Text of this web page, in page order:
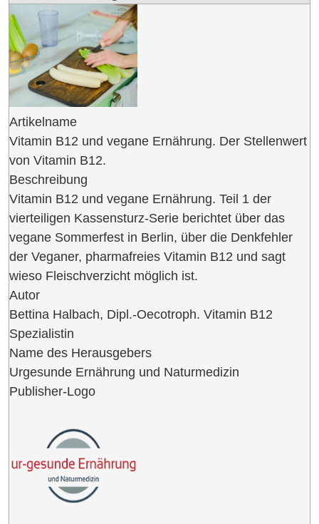
Artikelname
Vitamin B12 und vegane Ernährung. Der Stellenwert
von Vitamin B12.
Beschreibung
Vitamin B12 und vegane Ernährung. Teil 1 der
vierteiligen Kassensturz-Serie berichtet über das
vegane Sommerfest in Berlin, über die Denkfehler
der Veganer, pharmafreies Vitamin B12 und sagt
wieso Fleischverzicht möglich ist.
Autor
Bettina Halbach, Dipl.-Oecotroph. Vitamin B12
Spezialistin
Name des Herausgebers
Urgesunde Ernährung und Naturmedizin
Publisher-Logo